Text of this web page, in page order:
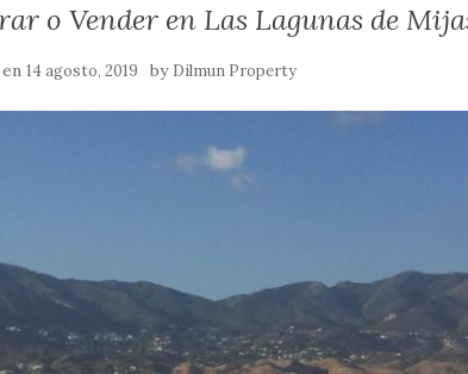
o Vender en Las Lagunas de
14 agosto, 2019 by Dilmun Property